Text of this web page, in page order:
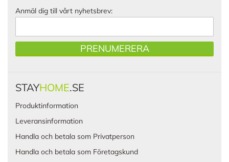
Anmäl dig till vårt nyhetsbrev:
PRENUMERERA
STAYHOME.SE
Produktinformation
Leveransinformation
Handla och betala som Privatperson
Handla och betala som Företagskund